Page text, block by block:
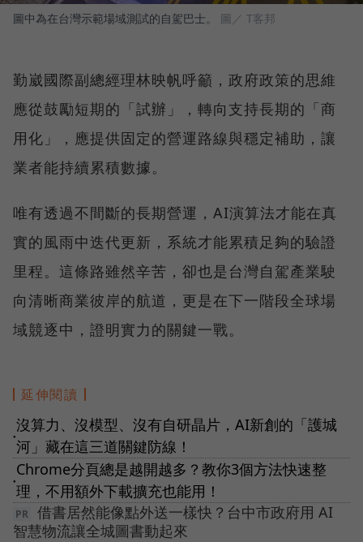
圖中為在台灣示範場域測試的自駕巴士。 圖／ T客邦
勤崴國際副總經理林映帆呼籲，政府政策的思維
應從鼓勵短期的「試辦」，轉向支持長期的「商
用化」，應提供固定的營運路線與穩定補助，讓
業者能持續累積數據。
唯有透過不間斷的長期營運，AI演算法才能在真
實的風雨中迭代更新，系統才能累積足夠的驗證
里程。這條路雖然辛苦，卻也是台灣自駕產業駛
向清晰商業彼岸的航道，更是在下一階段全球場
域競逐中，證明實力的關鍵一戰。
延伸閱讀
●
沒算力、沒模型、沒有自研晶片，AI新創的「護城
河」藏在這三道關鍵防線！
●
Chrome分頁總是越開越多？教你3個方法快速整
理，不用額外下載擴充也能用！
借書居然能像點外送一樣快？台中市政府用 AI
智慧物流讓全城圖書動起來